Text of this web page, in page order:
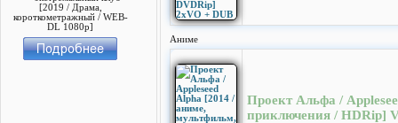
Аниме
Проект Альфа /
приключения / HDRip]